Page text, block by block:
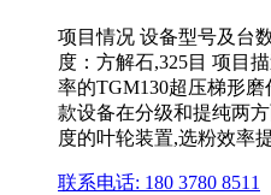
项目情况 设备型号及台
度：方解石,325目 项目
率的TGM130超压梯形
款设备在分级和提纯两
度的叶轮装置,选粉效率提
联系电话: 180 3780 8511